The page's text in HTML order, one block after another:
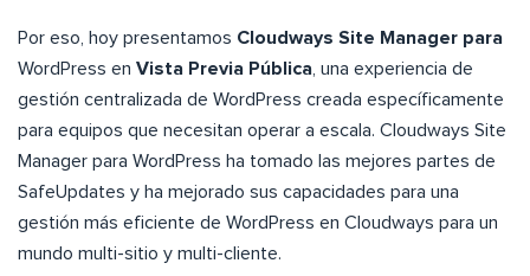
Por eso, hoy presentamos Cloudways Site Manager para
WordPress en Vista Previa Pública , una experiencia de
gestión centralizada de WordPress creada específicamente
para equipos que necesitan operar a escala. Cloudways Site
Manager para WordPress ha tomado las mejores partes de
SafeUpdates y ha mejorado sus capacidades para una
gestión más eficiente de WordPress en Cloudways para un
mundo multi-sitio y multi-cliente.